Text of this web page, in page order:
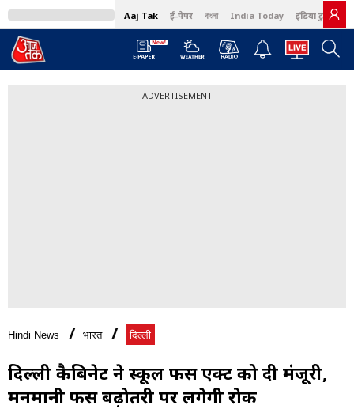
Aaj Tak ई-पेपर বাংলা India Today इंडिया टुडे हिंदी
ADVERTISEMENT
Hindi News भारत दिल्ली
दिल्ली कैबिनेट ने स्कूल फीस एक्ट को दी मंजूरी,
मनमानी फीस बढ़ोतरी पर लगेगी रोक